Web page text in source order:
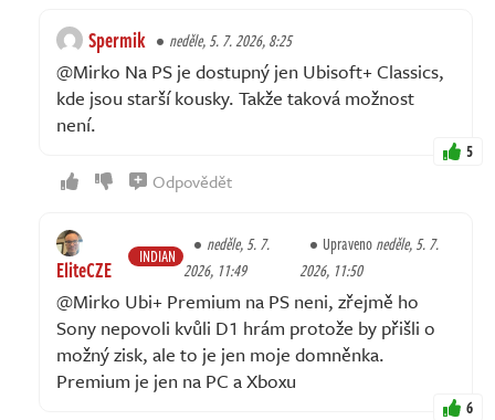
Spermik neděle, 5. 7. 2026, 8:25
@Mirko Na PS je dostupný jen Ubisoft+ Classics,
kde jsou starší kousky. Takže taková možnost
není.
5
Odpovědět
EliteCZE INDIAN
neděle, 5. 7.
2026, 11:49
Upravenoneděle, 5. 7.
2026, 11:50
@Mirko Ubi+ Premium na PS neni, zřejmě ho
Sony nepovoli kvůli D1 hrám protože by přišli o
možný zisk, ale to je jen moje domněnka.
Premium je jen na PC a Xboxu
6